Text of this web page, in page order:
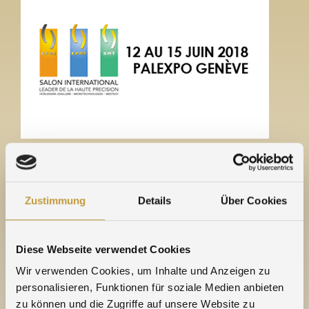
Zustimmung Details Über Cookies
Diese Webseite verwendet Cookies
Wir verwenden Cookies, um Inhalte und Anzeigen zu
personalisieren, Funktionen für soziale Medien anbieten
zu können und die Zugriffe auf unsere Website zu
www.ephj.ch
TRADE FAIRS